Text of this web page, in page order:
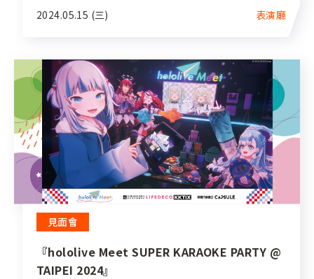
2024.05.15 (三) 表演廳
見面會
『hololive Meet SUPER KARAOKE PARTY @
TAIPEI 2024』